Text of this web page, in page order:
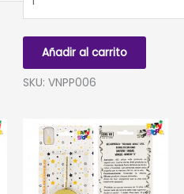
5 VELA
PLASTICO
Pack
unidades
cantidad
Añadir al carrito
SKU: VNPP006